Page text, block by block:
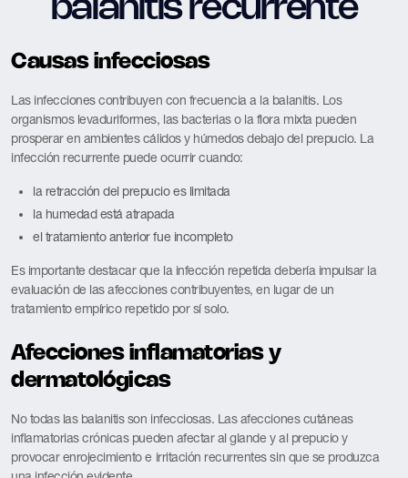
balanitis recurrente
Causas infecciosas
Las infecciones contribuyen con frecuencia a la balanitis. Los
organismos levaduriformes, las bacterias o la flora mixta pueden
prosperar en ambientes cálidos y húmedos debajo del prepucio. La
infección recurrente puede ocurrir cuando:
la retracción del prepucio es limitada
la humedad está atrapada
el tratamiento anterior fue incompleto
Es importante destacar que la infección repetida debería impulsar la
evaluación de las afecciones contribuyentes, en lugar de un
tratamiento empírico repetido por sí solo.
Afecciones inflamatorias y
dermatológicas
No todas las balanitis son infecciosas. Las afecciones cutáneas
inflamatorias crónicas pueden afectar al glande y al prepucio y
provocar enrojecimiento e irritación recurrentes sin que se produzca